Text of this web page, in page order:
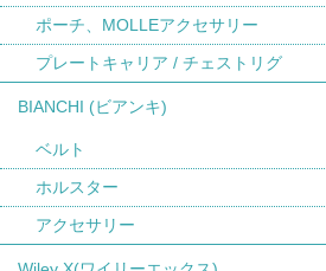
ポーチ、MOLLEアクセサリー
プレートキャリア / チェストリグ
BIANCHI (ビアンキ)
ベルト
ホルスター
アクセサリー